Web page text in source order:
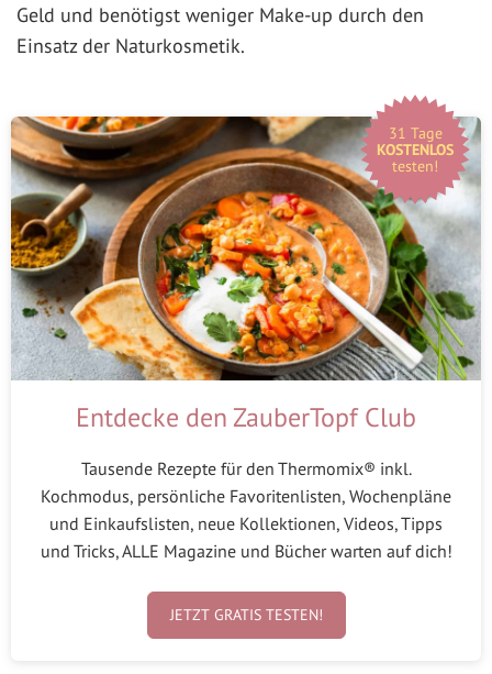
Geld und benötigst weniger Make-up durch den
Einsatz der Naturkosmetik.
31 Tage
KOSTENLOS
testen!
Entdecke den ZauberTopf Club
Tausende Rezepte für den Thermomix® inkl.
Kochmodus, persönliche Favoritenlisten, Wochenpläne
und Einkaufslisten, neue Kollektionen, Videos, Tipps
und Tricks, ALLE Magazine und Bücher warten auf dich!
JETZT GRATIS TESTEN!